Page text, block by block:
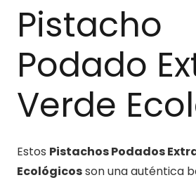
Pistacho
Podado
Verde
Estos Pistachos Podados
Ecológicosson una auténtica